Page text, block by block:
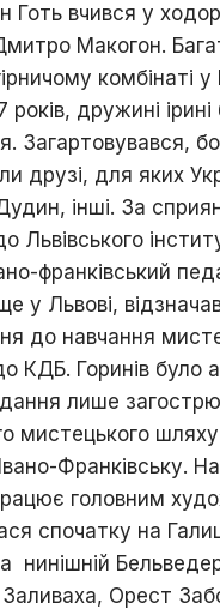
вчився у
Макогон.
комбінаті
дружині
Загартовувався,
друзі, для яких
інші. За
франківський
у Львові,
до навчання
КДБ. Горинів було
лише
мистецького шляху
Франківську.
головним
спочатку на
Орест